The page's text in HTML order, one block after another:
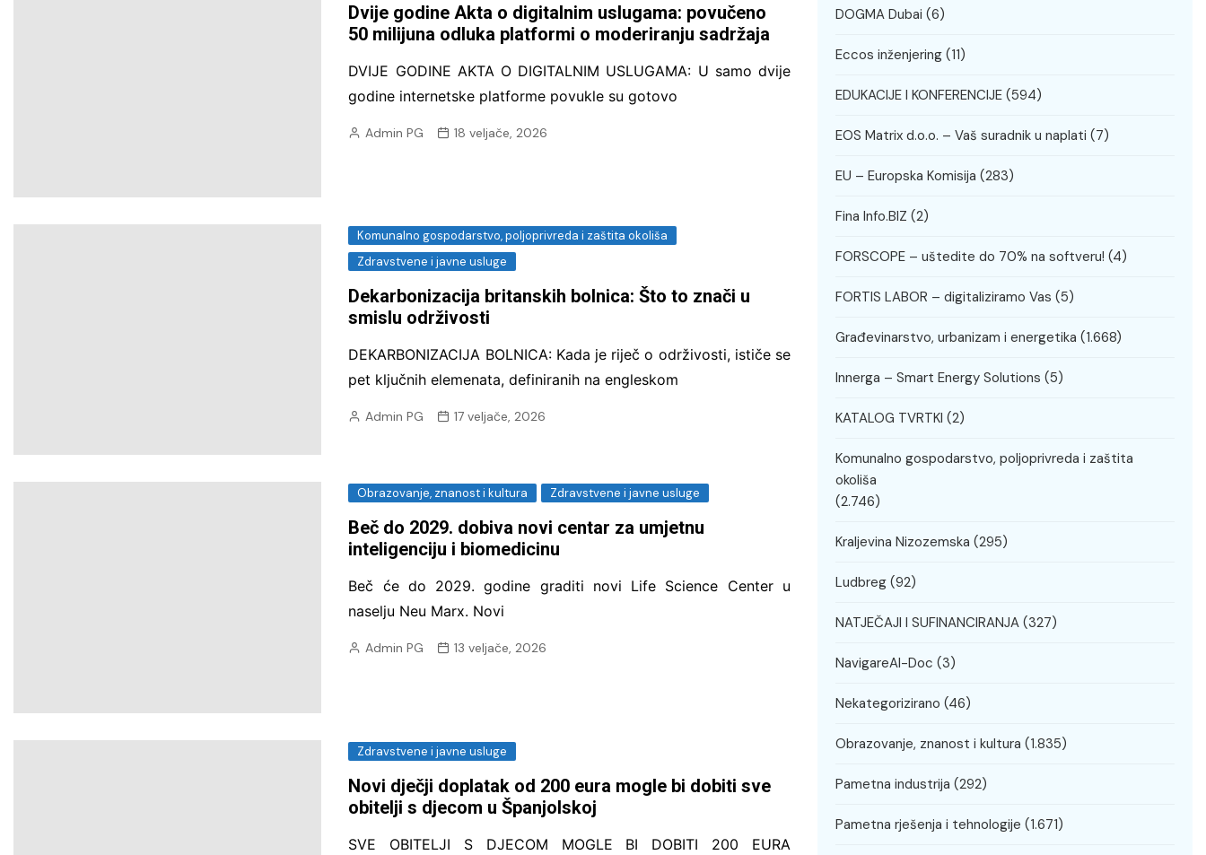
Dvije godine Akta o digitalnim uslugama: povučeno
50 milijuna odluka platformi o moderiranju sadržaja
DVIJE GODINE AKTA O DIGITALNIM USLUGAMA: U samo dvije
godine internetske platforme povukle su gotovo
Admin PG 18 veljače, 2026
Komunalno gospodarstvo, poljoprivreda i zaštita okoliša
Zdravstvene i javne usluge
Dekarbonizacija britanskih bolnica: Što to znači u
smislu održivosti
DEKARBONIZACIJA BOLNICA: Kada je riječ o održivosti, ističe se
pet ključnih elemenata, definiranih na engleskom
Admin PG 17 veljače, 2026
Obrazovanje, znanost i kultura Zdravstvene i javne usluge
Beč do 2029. dobiva novi centar za umjetnu
inteligenciju i biomedicinu
Beč će do 2029. godine graditi novi Life Science Center u
naselju Neu Marx. Novi
Admin PG 13 veljače, 2026
Zdravstvene i javne usluge
Novi dječji doplatak od 200 eura mogle bi dobiti sve
obitelji s djecom u Španjolskoj
SVE OBITELJI S DJECOM MOGLE BI DOBITI 200 EURA
DOGMA Dubai (6)
Eccos inženjering (11)
EDUKACIJE I KONFERENCIJE (594)
EOS Matrix d.o.o. – Vaš suradnik u naplati (7)
EU – Europska Komisija (283)
Fina Info.BIZ (2)
FORSCOPE – uštedite do 70% na softveru! (4)
FORTIS LABOR – digitaliziramo Vas (5)
Građevinarstvo, urbanizam i energetika (1.668)
Innerga – Smart Energy Solutions (5)
KATALOG TVRTKI (2)
Komunalno gospodarstvo, poljoprivreda i zaštita
okoliša
(2.746)
Kraljevina Nizozemska (295)
Ludbreg (92)
NATJEČAJI I SUFINANCIRANJA (327)
NavigareAI-Doc (3)
Nekategorizirano (46)
Obrazovanje, znanost i kultura (1.835)
Pametna industrija (292)
Pametna rješenja i tehnologije (1.671)